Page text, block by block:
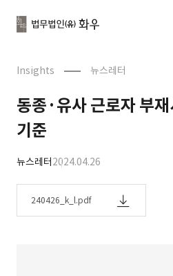
Insights 뉴스레터
동종·유사 근로자 부
기준
뉴스레터2024.04.26
240426_k_l.pdf